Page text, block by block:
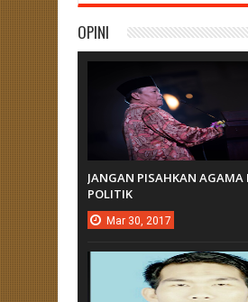
OPINI
JANGAN PISAHKAN AGAMA
POLITIK
Mar 30, 2017